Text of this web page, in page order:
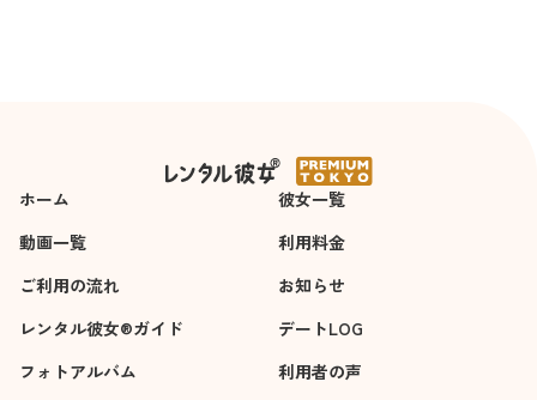
ホーム
彼女一覧
動画一覧
利用料金
ご利用の流れ
お知らせ
レンタル彼女®ガイド
デートLOG
フォトアルバム
利用者の声